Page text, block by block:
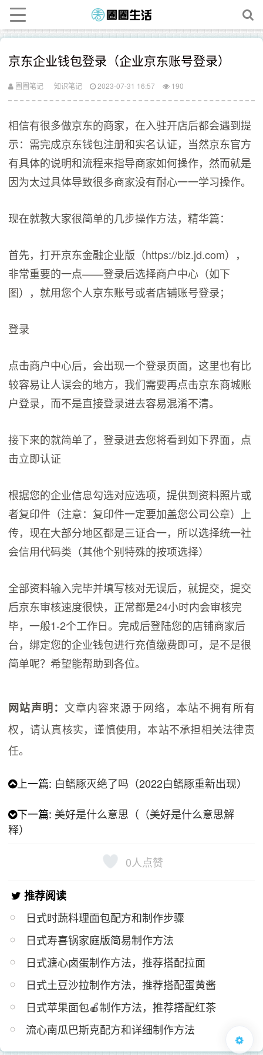
京东企业钱包登录（企业京东账号登录）
圈圈笔记 知识笔记 2023-07-31 16:57 190
相信有很多做京东的商家，在入驻开店后都会遇到提
示：需完成京东钱包注册和实名认证，当然京东官方
有具体的说明和流程来指导商家如何操作，然而就是
因为太过具体导致很多商家没有耐心一一学习操作。
现在就教大家很简单的几步操作方法，精华篇：
首先，打开京东金融企业版（https://biz.jd.com），
非常重要的一点——登录后选择商户中心（如下
图），就用您个人京东账号或者店铺账号登录；
登录
点击商户中心后，会出现一个登录页面，这里也有比
较容易让人误会的地方，我们需要再点击京东商城账
户登录，而不是直接登录进去容易混淆不清。
接下来的就简单了，登录进去您将看到如下界面，点
击立即认证
根据您的企业信息勾选对应选项，提供到资料照片或
者复印件（注意：复印件一定要加盖您公司公章）上
传，现在大部分地区都是三证合一，所以选择统一社
会信用代码类（其他个别特殊的按项选择）
全部资料输入完毕并填写核对无误后，就提交，提交
后京东审核速度很快，正常都是24小时内会审核完
毕，一般1-2个工作日。完成后登陆您的店铺商家后
台，绑定您的企业钱包进行充值缴费即可，是不是很
简单呢？希望能帮助到各位。
网站声明： 文章内容来源于网络，本站不拥有所有
权，请认真核实，谨慎使用，本站不承担相关法律责
任。
上一篇: 白鳍豚灭绝了吗（2022白鳍豚重新出现）
下一篇: 美好是什么意思（（美好是什么意思解
释）
0人点赞
推荐阅读
日式时蔬料理面包配方和制作步骤
日式寿喜锅家庭版简易制作方法
日式溏心卤蛋制作方法，推荐搭配拉面
日式土豆沙拉制作方法，推荐搭配蛋黄酱
日式苹果面包🍎制作方法，推荐搭配红茶
流心南瓜巴斯克配方和详细制作方法